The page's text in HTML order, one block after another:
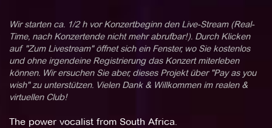
Wir starten ca. 1/2 h vor Konzertbeginn den Live-Stream (Real-
Time, nach Konzertende nicht mehr abrufbar!). Durch Klicken
auf "Zum Livestream" öffnet sich ein Fenster, wo Sie kostenlos
und ohne irgendeine Registrierung das Konzert miterleben
können. Wir ersuchen Sie aber, dieses Projekt über "Pay as you
wish" zu unterstützen. Vielen Dank & Willkommen im realen &
virtuellen Club!
The power vocalist from South Africa.